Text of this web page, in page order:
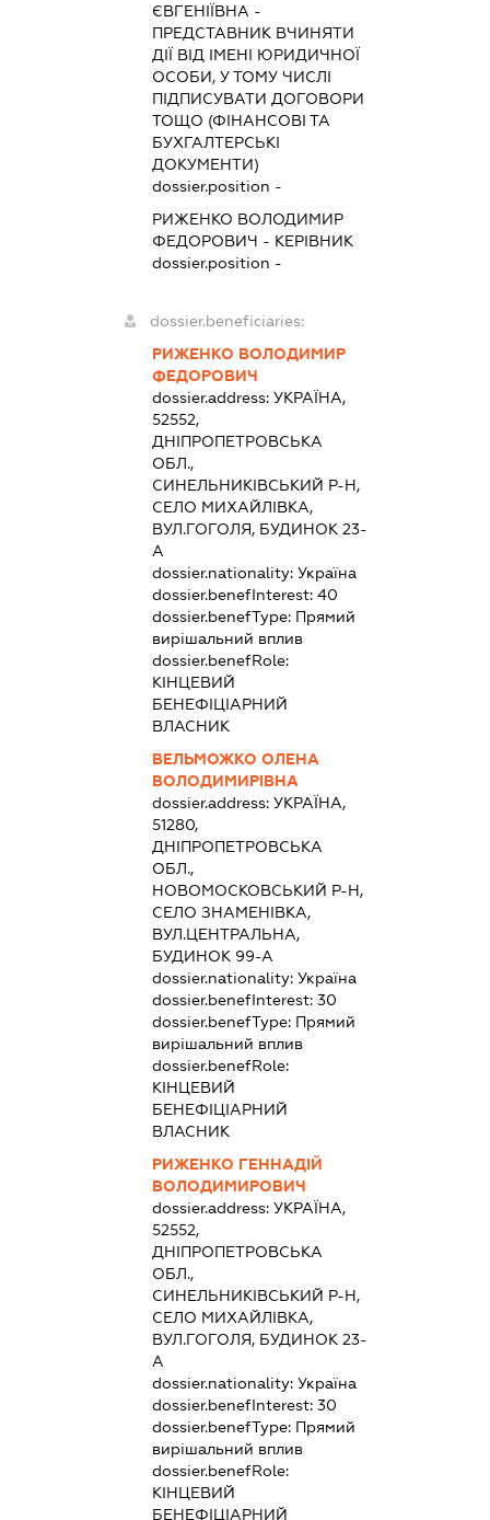
ЄВГЕНІЇВНА -
ПРЕДСТАВНИК ВЧИНЯТИ
ДІЇ ВІД ІМЕНІ ЮРИДИЧНОЇ
ОСОБИ, У ТОМУ ЧИСЛІ
ПІДПИСУВАТИ ДОГОВОРИ
ТОЩО (ФІНАНСОВІ ТА
БУХГАЛТЕРСЬКІ
ДОКУМЕНТИ)
dossier.position -
РИЖЕНКО ВОЛОДИМИР
ФЕДОРОВИЧ - КЕРІВНИК
dossier.position -
dossier.beneficiaries:
РИЖЕНКО ВОЛОДИМИР
ФЕДОРОВИЧ
dossier.address:УКРАЇНА,
52552,
ДНІПРОПЕТРОВСЬКА
ОБЛ.,
СИНЕЛЬНИКІВСЬКИЙ Р-Н,
СЕЛО МИХАЙЛІВКА,
ВУЛ.ГОГОЛЯ, БУДИНОК 23-
А
dossier.nationality:Україна
dossier.benefInterest:40
dossier.benefType: Прямий
вирішальний вплив
dossier.benefRole:
КІНЦЕВИЙ
БЕНЕФІЦІАРНИЙ
ВЛАСНИК
ВЕЛЬМОЖКО ОЛЕНА
ВОЛОДИМИРІВНА
dossier.address:УКРАЇНА,
51280,
ДНІПРОПЕТРОВСЬКА
ОБЛ.,
НОВОМОСКОВСЬКИЙ Р-Н,
СЕЛО ЗНАМЕНІВКА,
ВУЛ.ЦЕНТРАЛЬНА,
БУДИНОК 99-А
dossier.nationality:Україна
dossier.benefInterest:30
dossier.benefType: Прямий
вирішальний вплив
dossier.benefRole:
КІНЦЕВИЙ
БЕНЕФІЦІАРНИЙ
ВЛАСНИК
РИЖЕНКО ГЕННАДІЙ
ВОЛОДИМИРОВИЧ
dossier.address:УКРАЇНА,
52552,
ДНІПРОПЕТРОВСЬКА
ОБЛ.,
СИНЕЛЬНИКІВСЬКИЙ Р-Н,
СЕЛО МИХАЙЛІВКА,
ВУЛ.ГОГОЛЯ, БУДИНОК 23-
А
dossier.nationality:Україна
dossier.benefInterest:30
dossier.benefType: Прямий
вирішальний вплив
dossier.benefRole:
КІНЦЕВИЙ
БЕНЕФІЦІАРНИЙ